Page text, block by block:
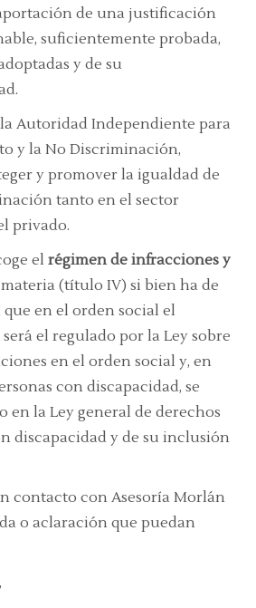
de una justificación
suficientemente probada,
y de su
la Autoridad Independiente para
y la No Discriminación,
y promover la igualdad de
tanto en el sector
privado.
el régimen de infracciones y
(título IV) si bien ha de
en el orden social el
el regulado por la Ley sobre
en el orden social y, en
con discapacidad, se
en la Ley general de derechos
discapacidad y de su inclusión
contacto con Asesoría Morlán
o aclaración que puedan